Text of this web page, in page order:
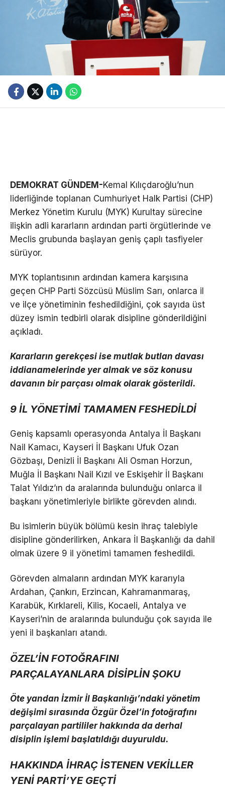
DEMOKRAT GÜNDEM-Kemal Kılıçdaroğlu’nun
liderliğinde toplanan Cumhuriyet Halk Partisi (CHP)
Merkez Yönetim Kurulu (MYK) Kurultay sürecine
ilişkin adli kararların ardından parti örgütlerinde ve
Meclis grubunda başlayan geniş çaplı tasfiyeler
sürüyor.
MYK toplantısının ardından kamera karşısına
geçen CHP Parti Sözcüsü Müslim Sarı, onlarca il
ve ilçe yönetiminin feshedildiğini, çok sayıda üst
düzey ismin tedbirli olarak disipline gönderildiğini
açıkladı.
Kararların gerekçesi ise mutlak butlan davası
iddianamelerinde yer almak ve söz konusu
davanın bir parçası olmak olarak gösterildi.
9 İL YÖNETİMİ TAMAMEN FESHEDİLDİ
Geniş kapsamlı operasyonda Antalya İl Başkanı
Nail Kamacı, Kayseri İl Başkanı Ufuk Ozan
Gözbaşı, Denizli İl Başkanı Ali Osman Horzun,
Muğla İl Başkanı Nail Kızıl ve Eskişehir İl Başkanı
Talat Yıldız’ın da aralarında bulunduğu onlarca il
başkanı yönetimleriyle birlikte görevden alındı.
Bu isimlerin büyük bölümü kesin ihraç talebiyle
disipline gönderilirken, Ankara İl Başkanlığı da dahil
olmak üzere 9 il yönetimi tamamen feshedildi.
Görevden almaların ardından MYK kararıyla
Ardahan, Çankırı, Erzincan, Kahramanmaraş,
Karabük, Kırklareli, Kilis, Kocaeli, Antalya ve
Kayseri’nin de aralarında bulunduğu çok sayıda ile
yeni il başkanları atandı.
ÖZEL’İN FOTOĞRAFINI
PARÇALAYANLARA DİSİPLİN ŞOKU
Öte yandan İzmir İl Başkanlığı’ndaki yönetim
değişimi sırasında Özgür Özel’in fotoğrafını
parçalayan partililer hakkında da derhal
disiplin işlemi başlatıldığı duyuruldu.
HAKKINDA İHRAÇ İSTENEN VEKİLLER
YENİ PARTİ’YE GEÇTİ